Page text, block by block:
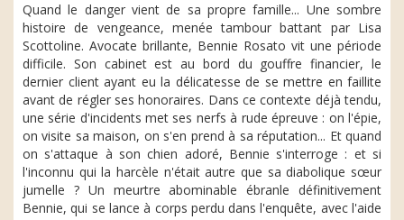
Quand le danger vient de sa propre famille... Une sombre
histoire de vengeance, menée tambour battant par Lisa
Scottoline. Avocate brillante, Bennie Rosato vit une période
difficile. Son cabinet est au bord du gouffre financier, le
dernier client ayant eu la délicatesse de se mettre en faillite
avant de régler ses honoraires. Dans ce contexte déjà tendu,
une série d'incidents met ses nerfs à rude épreuve : on l'épie,
on visite sa maison, on s'en prend à sa réputation... Et quand
on s'attaque à son chien adoré, Bennie s'interroge : et si
l'inconnu qui la harcèle n'était autre que sa diabolique sœur
jumelle ? Un meurtre abominable ébranle définitivement
Bennie, qui se lance à corps perdu dans l'enquête, avec l'aide